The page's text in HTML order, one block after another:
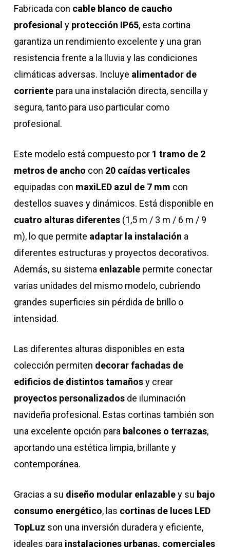
Fabricada con cable blanco de caucho
profesional y protección IP65, esta cortina
garantiza un rendimiento excelente y una gran
resistencia frente a la lluvia y las condiciones
climáticas adversas. Incluye alimentador de
corrientepara una instalación directa, sencilla y
segura, tanto para uso particular como
profesional.
Este modelo está compuesto por 1 tramo de 2
metros de ancho con 20 caídas verticales
equipadas con maxiLED azul de 7 mm con
destellos suaves y dinámicos. Está disponible en
cuatro alturas diferentes(1,5 m / 3 m / 6 m / 9
m), lo que permite adaptar la instalación a
diferentes estructuras y proyectos decorativos.
Además, su sistema enlazablepermite conectar
varias unidades del mismo modelo, cubriendo
grandes superficies sin pérdida de brillo o
intensidad.
Las diferentes alturas disponibles en esta
colección permiten decorar fachadas de
edificios de distintos tamañosy crear
proyectos personalizadosde iluminación
navideña profesional. Estas cortinas también son
una excelente opción para balcones o terrazas,
aportando una estética limpia, brillante y
contemporánea.
Gracias a su diseño modular enlazabley su bajo
consumo energético, las cortinas de luces LED
TopLuz son una inversión duradera y eficiente,
ideales para instalaciones urbanas, comerciales